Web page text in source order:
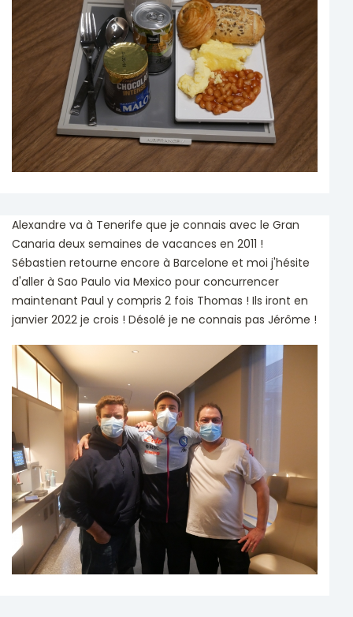
Alexandre va à Tenerife que je connais avec le Gran
Canaria deux semaines de vacances en 2011 !
Sébastien retourne encore à Barcelone et moi j'hésite
d'aller à Sao Paulo via Mexico pour concurrencer
maintenant Paul y compris 2 fois Thomas ! Ils iront en
janvier 2022 je crois ! Désolé je ne connais pas Jérôme !